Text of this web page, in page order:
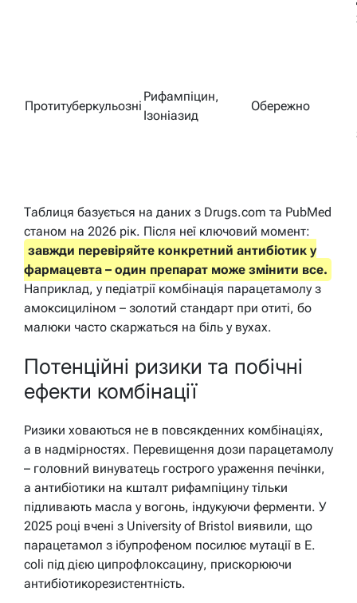
Протитуберкульозні
Рифампіцин,
Ізоніазид
Обережно
Таблиця базується на даних з Drugs.com та PubMed
станом на 2026 рік. Після неї ключовий момент:
завжди перевіряйте конкретний антибіотик у
фармацевта – один препарат може змінити все.
Наприклад, у педіатрії комбінація парацетамолу з
амоксициліном – золотий стандарт при отиті, бо
малюки часто скаржаться на біль у вухах.
Потенційні ризики та побічні
ефекти комбінації
Ризики ховаються не в повсякденних комбінаціях,
а в надмірностях. Перевищення дози парацетамолу
– головний винуватець гострого ураження печінки,
а антибіотики на кшталт рифампіцину тільки
підливають масла у вогонь, індукуючи ферменти. У
2025 році вчені з University of Bristol виявили, що
парацетамол з ібупрофеном посилює мутації в E.
coli під дією ципрофлоксацину, прискорюючи
антибіотикорезистентність.